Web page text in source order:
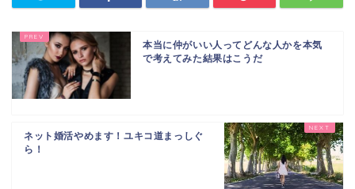
本当に仲がいい人ってどんな人かを本気
で考えてみた結果はこうだ
ネット婚活やめます！ユキコ道まっしぐ
ら！